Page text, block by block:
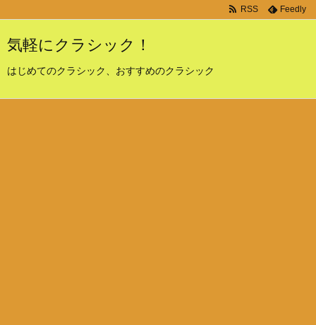
気軽にクラシック！
はじめてのクラシック、おすすめのクラシック
RSS Feedly